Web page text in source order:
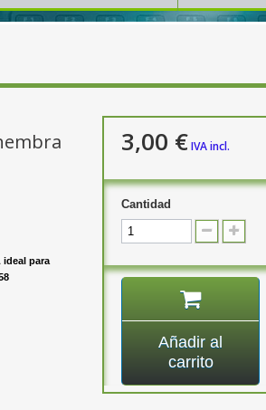
ideal para
3,00 €IVA incl.
Cantidad
Añadir al
carrito